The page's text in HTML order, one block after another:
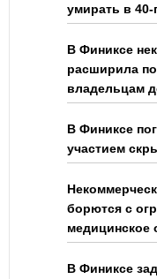
умирать в
В Финиксе
расширила
владельцам
В Финиксе
участием
борются с
медицинское
В Финиксе